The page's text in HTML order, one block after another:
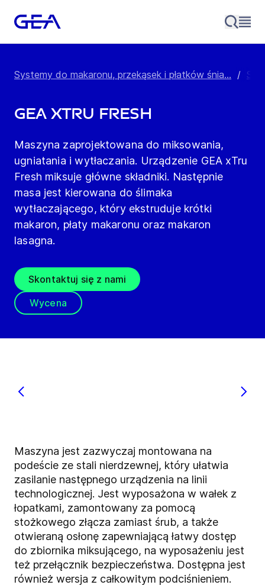
Systemy do makaronu, przekąsek i płatków śnia... /
GEA xTru Fresh
Maszyna zaprojektowana do miksowania,
ugniatania i wytłaczania. Urządzenie GEA xTru
Fresh miksuje główne składniki. Następnie
masa jest kierowana do ślimaka
wytłaczającego, który ekstruduje krótki
makaron, płaty makaronu oraz makaron
lasagna.
Skontaktuj się z nami
Wycena
Maszyna jest zazwyczaj montowana na
podeście ze stali nierdzewnej, który ułatwia
zasilanie następnego urządzenia na linii
technologicznej. Jest wyposażona w wałek z
łopatkami, zamontowany za pomocą
stożkowego złącza zamiast śrub, a także
otwieraną osłonę zapewniającą łatwy dostęp
do zbiornika miksującego, na wyposażeniu jest
też przełącznik bezpieczeństwa. Dostępna jest
również wersja z całkowitym podciśnieniem.